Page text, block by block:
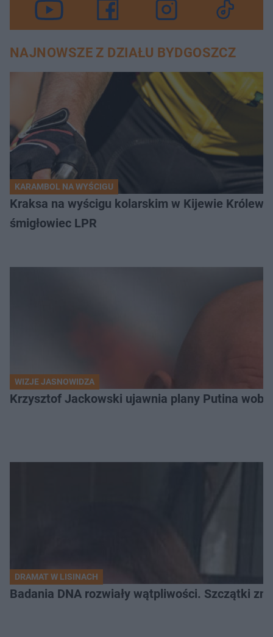
NAJNOWSZE Z DZIAŁU BYDGOSZCZ
KARAMBOL NA WYŚCIGU
Kraksa na wyścigu kolarskim w Kijewie
śmigłowiec LPR
WIZJE JASNOWIDZA
Krzysztof Jackowski ujawnia plany Putina
DRAMAT W LISINACH
Badania DNA rozwiały wątpliwości. Szczątki